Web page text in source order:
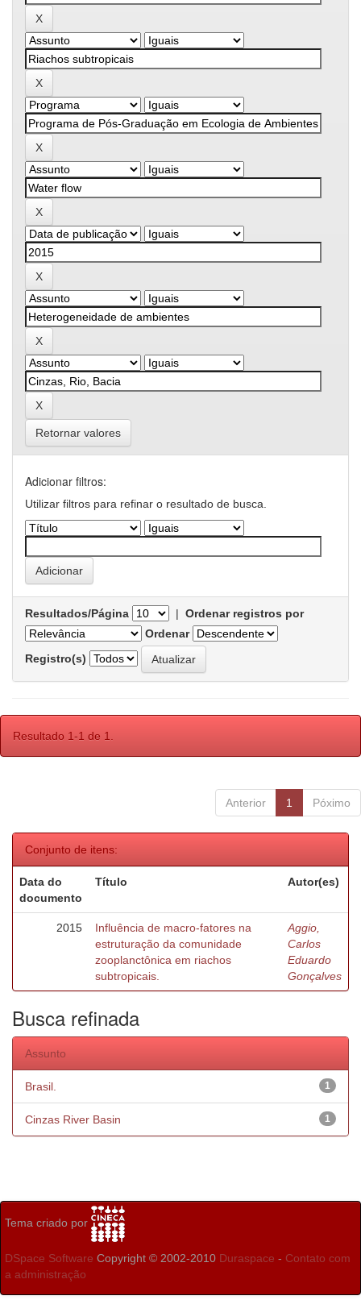
Retornar valores
Adicionar filtros:
Utilizar filtros para refinar o resultado de busca.
Resultados/Página | Ordenar registros por
Ordenar
Registro(s)
Resultado 1-1 de 1.
Anterior 1 Póximo
Conjunto de itens:
Data do
documento
Título Autor(es)
2015
Influência de macro-fatores na
estruturação da comunidade
zooplanctônica em riachos
subtropicais.
Aggio,
Carlos
Eduardo
Gonçalves
Busca refinada
Assunto
1
Brasil.
1
Cinzas River Basin
Tema criado por
DSpace Software Copyright © 2002-2010 Duraspace - Contato com
a administração